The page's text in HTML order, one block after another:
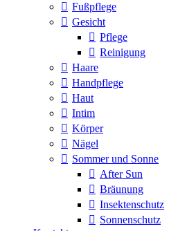
Fußpflege
Gesicht
Pflege
Reinigung
Haare
Handpflege
Haut
Intim
Körper
Nägel
Sommer und Sonne
After Sun
Bräunung
Insektenschutz
Sonnenschutz